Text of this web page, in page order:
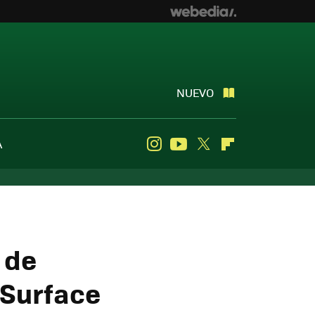
NUEVO
InstagramYoutube
Twitter